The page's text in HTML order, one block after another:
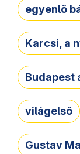
egyenlő
Karcsi, a
Budapest
világelső
Gustav